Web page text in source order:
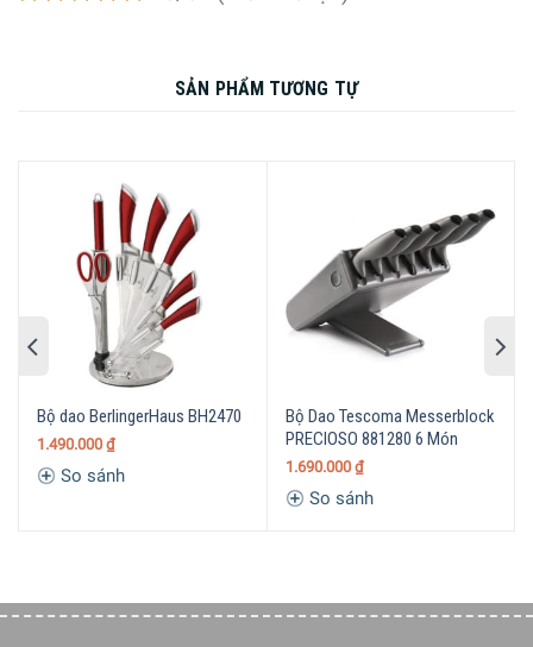
4 màu trẻ trung và sang trọng, rất thuận tiện trong việc
phân loại thớt để sử dụng với các loại thực phẩm khác
SẢN PHẨM TƯƠNG TỰ
Bộ dao BerlingerHaus BH2470
1.490.000 ₫
So sánh
Bộ Dao Tescoma Messerblock
PRECIOSO 881280 6 Món
1.690.000 ₫
So sánh